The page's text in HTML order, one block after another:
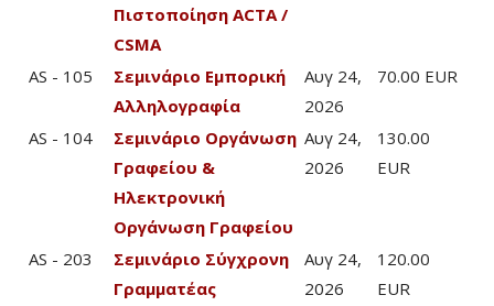
Πιστοποίηση ACTA /
CSMA
AS - 105
Σεμινάριο Εμπορική
Αλληλογραφία
Αυγ 24,
2026
70.00 EUR
AS - 104
Σεμινάριο Οργάνωση
Γραφείου &
Ηλεκτρονική
Οργάνωση Γραφείου
Αυγ 24,
2026
130.00
EUR
AS - 203
Σεμινάριο Σύγχρονη
Γραμματέας
Αυγ 24,
2026
120.00
EUR